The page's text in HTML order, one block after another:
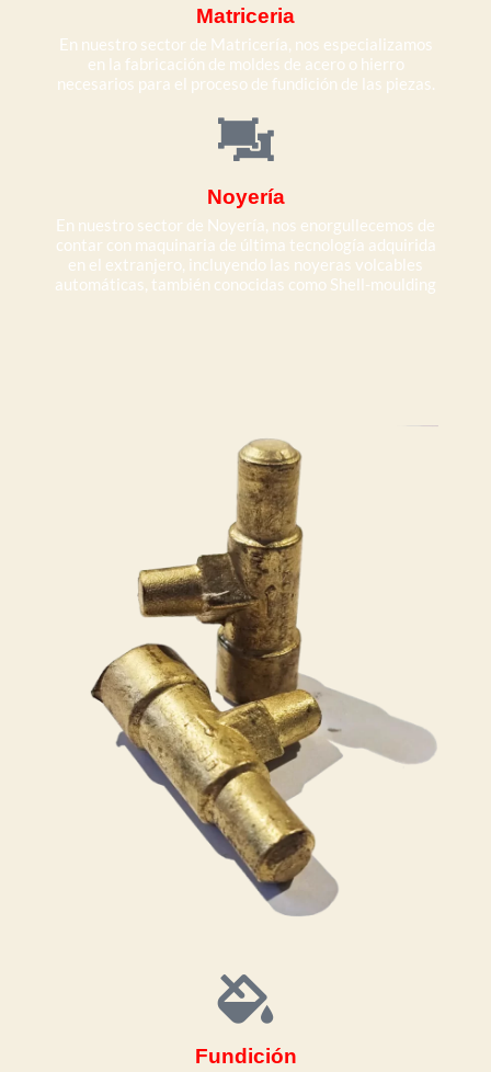
Matriceria
En nuestro sector de Matricería, nos especializamos
en la fabricación de moldes de acero o hierro
necesarios para el proceso de fundición de las piezas.
Noyería
En nuestro sector de Noyería, nos enorgullecemos de
contar con maquinaria de última tecnología adquirida
en el extranjero, incluyendo las noyeras volcables
automáticas, también conocidas como Shell-moulding
Fundición